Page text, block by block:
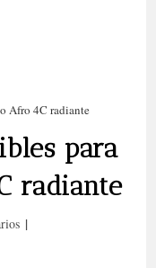
Afro 4C radiante
para
radiante